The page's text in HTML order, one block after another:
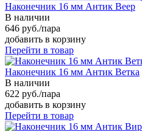
Наконечник 16 мм Антик Веер
В наличии
646 руб./пара
добавить в корзину
Перейти в товар
Наконечник 16 мм Антик Ветка
В наличии
622 руб./пара
добавить в корзину
Перейти в товар